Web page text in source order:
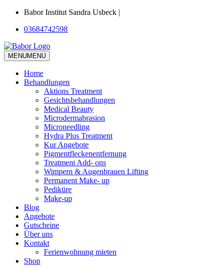
Babor Institut Sandra Usbeck |
03684742598
MENUMENU
Home
Behandlungen
Aktions Treatment
Gesichtsbehandlungen
Medical Beauty
Microdermabrasion
Microneedling
Hydra Plus Treatment
Kur Angebote
Pigmentfleckenentfernung
Treatment Add- ons
Wimpern & Augenbrauen Lifting
Permanent Make- up
Pediküre
Make-up
Blog
Angebote
Gutscheine
Über uns
Kontakt
Ferienwohnung mieten
Shop